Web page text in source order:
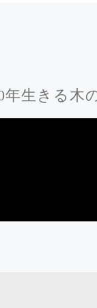
年生きる木